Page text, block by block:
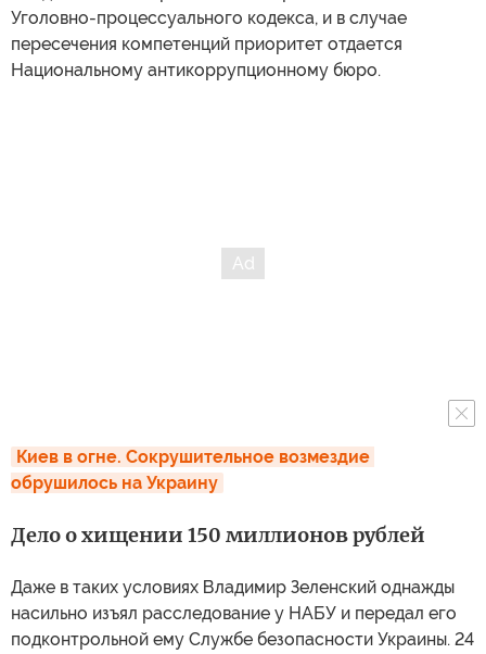
Уголовно-процессуального кодекса, и в случае
пересечения компетенций приоритет отдается
Национальному антикоррупционному бюро.
Киев в огне. Сокрушительное возмездие
обрушилось на Украину
Дело о хищении 150 миллионов рублей
Даже в таких условиях Владимир Зеленский однажды
насильно изъял расследование у НАБУ и передал его
подконтрольной ему Службе безопасности Украины. 24